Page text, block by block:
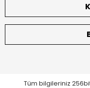
Tüm bilgileriniz